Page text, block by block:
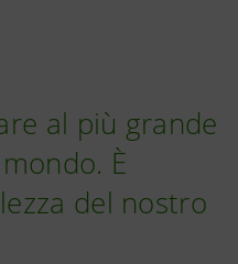
al più grande
È
del nostro